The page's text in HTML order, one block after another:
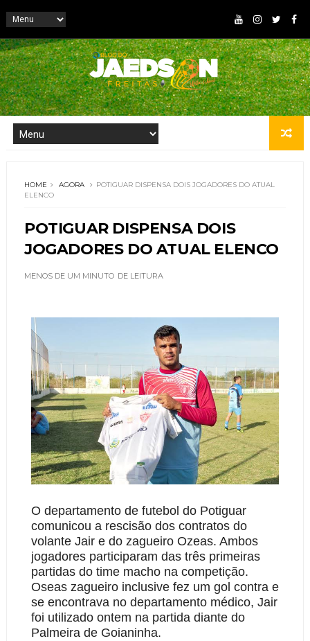
HOME AGORA
POTIGUAR DISPENSA DOIS JOGADORES DO ATUAL
ELENCO
POTIGUAR DISPENSA DOIS
JOGADORES DO ATUAL ELENCO
MENOS DE UM MINUTO DE LEITURA
O departamento de futebol do Potiguar
comunicou a rescisão dos contratos do
volante Jair e do zagueiro Ozeas. Ambos
jogadores participaram das três primeiras
partidas do time macho na competição.
Oseas zagueiro inclusive fez um gol contra e
se encontrava no departamento médico, Jair
foi utilizado ontem na partida diante do
Palmeira de Goianinha.